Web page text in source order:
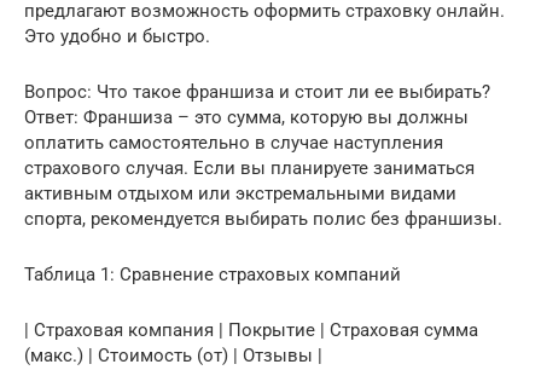
предлагают возможность оформить страховку онлайн.
Это удобно и быстро.
Вопрос: Что такое франшиза и стоит ли ее выбирать?
Ответ: Франшиза – это сумма, которую вы должны
оплатить самостоятельно в случае наступления
страхового случая. Если вы планируете заниматься
активным отдыхом или экстремальными видами
спорта, рекомендуется выбирать полис без франшизы.
Таблица 1: Сравнение страховых компаний
| Страховая компания | Покрытие | Страховая сумма
(макс.) | Стоимость (от) | Отзывы |